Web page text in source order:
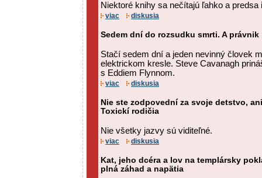
Niektoré knihy sa nečítajú ľahko a
viac diskusia
Sedem dní do rozsudku smrti. A
Stačí sedem dní a jeden nevinný človek
elektrickom kresle. Steve Cavanagh
s Eddiem Flynnom.
viac diskusia
Nie ste zodpovední za svoje detstvo,
Toxickí rodičia
Nie všetky jazvy sú viditeľné.
viac diskusia
Kat, jeho dcéra a lov na templársky
plná záhad a napätia